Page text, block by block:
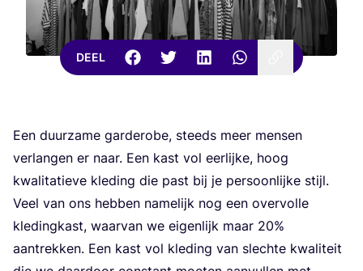
DEEL
Een duur­za­me gar­de­ro­be, steeds meer men­sen
ver­lan­gen er naar. Een kast vol eer­lij­ke, hoog
kwa­li­ta­tie­ve kle­ding die past bij je per­soon­lij­ke stijl.
Veel van ons heb­ben name­lijk nog een over­vol­le
kle­ding­kast, waar­van we eigen­lijk maar 20%
aan­trek­ken. Een kast vol kle­ding van slech­te kwa­li­teit